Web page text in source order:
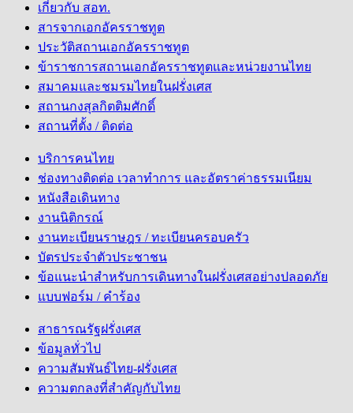
เกี่ยวกับ สอท.
สารจากเอกอัครราชทูต
ประวัติสถานเอกอัครราชทูต
ข้าราชการสถานเอกอัครราชทูตและหน่วยงานไทย
สมาคมและชมรมไทยในฝรั่งเศส
สถานกงสุลกิตติมศักดิ์
สถานที่ตั้ง / ติดต่อ
บริการคนไทย
ช่องทางติดต่อ เวลาทำการ และอัตราค่าธรรมเนียม
หนังสือเดินทาง
งานนิติกรณ์
งานทะเบียนราษฎร / ทะเบียนครอบครัว
บัตรประจำตัวประชาชน
ข้อแนะนำสำหรับการเดินทางในฝรั่งเศสอย่างปลอดภัย
แบบฟอร์ม / คำร้อง
สาธารณรัฐฝรั่งเศส
ข้อมูลทั่วไป
ความสัมพันธ์ไทย-ฝรั่งเศส
ความตกลงที่สำคัญกับไทย